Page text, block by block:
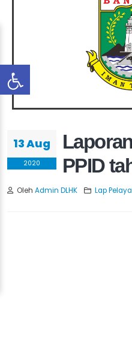
13 Aug
2020
PPID
Oleh Admin DLHK Lap